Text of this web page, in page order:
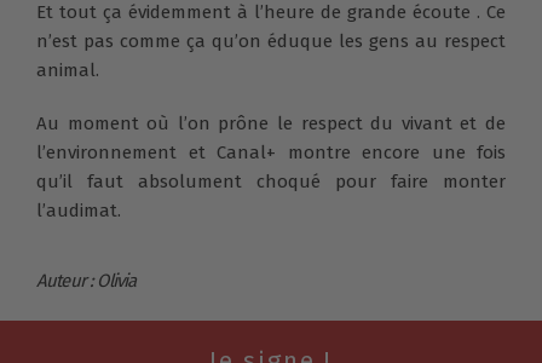
Et tout ça évidemment à l’heure de grande écoute . Ce
n’est pas comme ça qu’on éduque les gens au respect
animal.
Au moment où l’on prône le respect du vivant et de
l’environnement et Canal+ montre encore une fois
qu’il faut absolument choqué pour faire monter
l’audimat.
Auteur : Olivia